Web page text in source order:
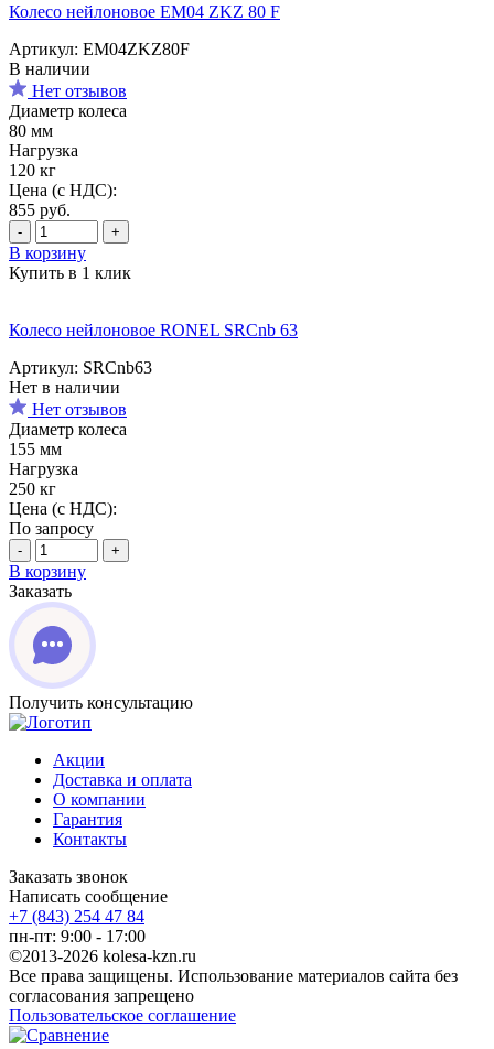
Колесо нейлоновое EM04 ZKZ 80 F
Артикул: EM04ZKZ80F
В наличии
Нет отзывов
Диаметр колеса
80 мм
Нагрузка
120 кг
Цена (с НДС):
855 руб.
- +
В корзину
Купить в 1 клик
Колесо нейлоновое RONEL SRCnb 63
Артикул: SRCnb63
Нет в наличии
Нет отзывов
Диаметр колеса
155 мм
Нагрузка
250 кг
Цена (с НДС):
По запросу
- +
В корзину
Заказать
Получить консультацию
Акции
Доставка и оплата
О компании
Гарантия
Контакты
Заказать звонок
Написать сообщение
+7 (843) 254 47 84
пн-пт: 9:00 - 17:00
©2013-2026 kolesa-kzn.ru
Все права защищены. Использование материалов сайта без
согласования запрещено
Пользовательское соглашение